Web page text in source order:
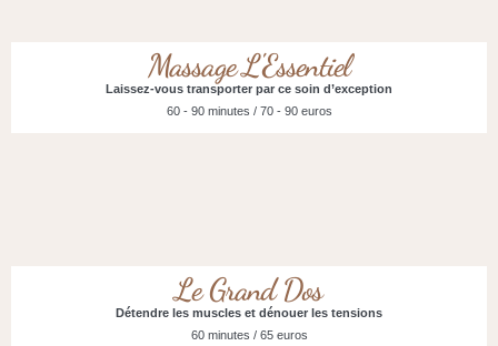
Massage L'Essentiel
Laissez-vous transporter par ce soin d’exception
60 - 90 minutes / 70 - 90 euros
Le Grand Dos
Détendre les muscles et dénouer les tensions
60 minutes / 65 euros